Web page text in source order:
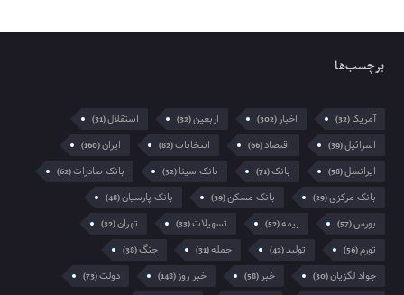
برچسب‌ها
آمریکا(32) اخبار(302) اربعین(32) استقلال(31)
اسرائیل(39) اقتصاد(66) انتخابات(82) ایران(160)
ایرانسل(58) بانک(71) بانک سینا(32) بانک صادرات(62)
بانک مرکزی(29) بانک مسکن(39) بانک پارسیان(48)
بورس(57) بیمه(52) تسهیلات(33) تهران(32)
تورم(56) تولید(42) جمله(31) جنگ(38)
جواد لگزیان(30) خبر(58) خبر روز(148) دولت(73)